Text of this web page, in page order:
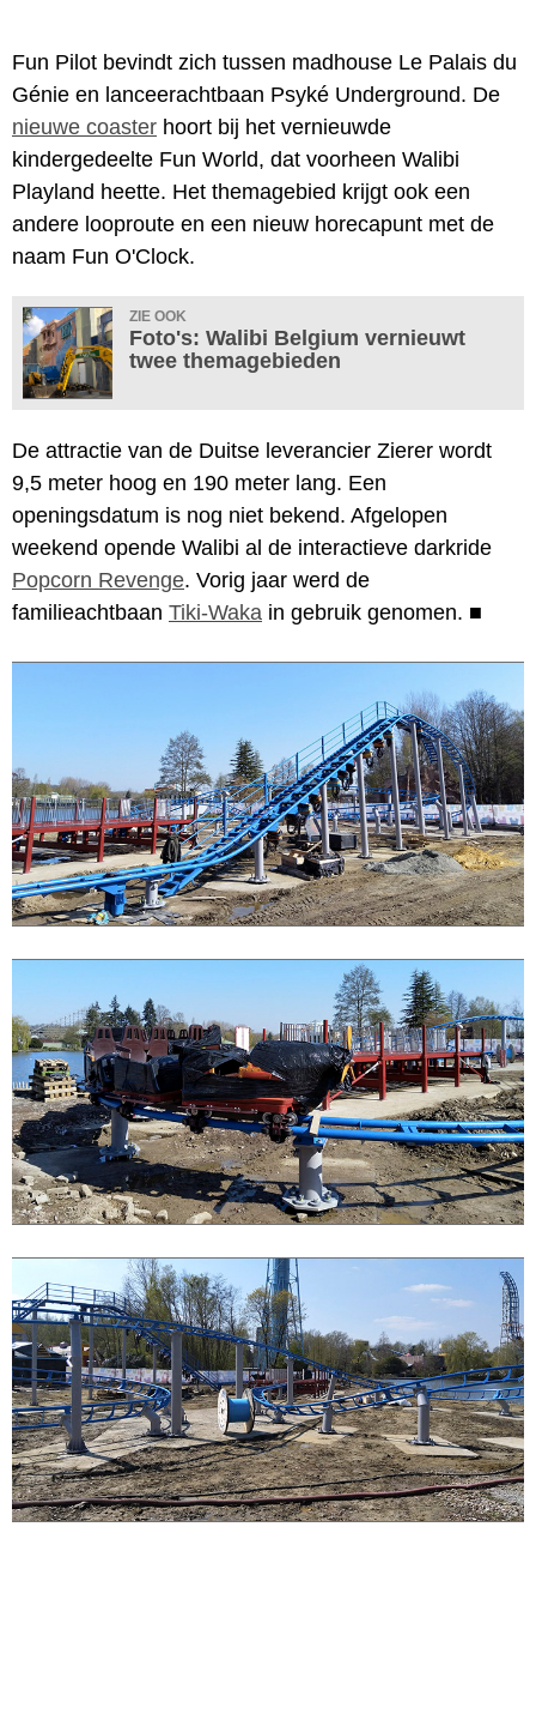
Fun Pilot bevindt zich tussen madhouse Le Palais du
Génie en lanceerachtbaan Psyké Underground. De
nieuwe coaster hoort bij het vernieuwde
kindergedeelte Fun World, dat voorheen Walibi
Playland heette. Het themagebied krijgt ook een
andere looproute en een nieuw horecapunt met de
naam Fun O'Clock.
ZIE OOK
Foto's: Walibi Belgium vernieuwt
twee themagebieden
De attractie van de Duitse leverancier Zierer wordt
9,5 meter hoog en 190 meter lang. Een
openingsdatum is nog niet bekend. Afgelopen
weekend opende Walibi al de interactieve darkride
Popcorn Revenge. Vorig jaar werd de
familieachtbaan Tiki-Waka in gebruik genomen. ■